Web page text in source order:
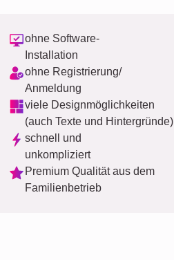
ohne Software-
Installation
ohne Registrierung/
Anmeldung
viele Designmöglichkeiten
(auch Texte und Hintergründe)
schnell und
unkompliziert
Premium Qualität aus dem
Familienbetrieb